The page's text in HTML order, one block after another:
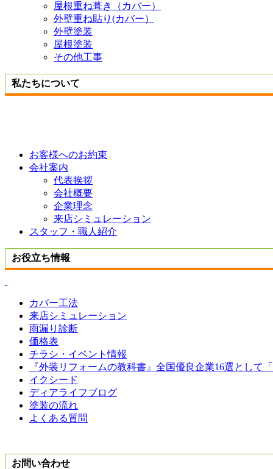
屋根重ね葺き（カバー）
外壁重ね貼り(カバー）
外壁塗装
屋根塗装
その他工事
私たちについて
お客様へのお約束
会社案内
代表挨拶
会社概要
企業理念
来店シミュレーション
スタッフ・職人紹介
お役立ち情報
カバー工法
来店シミュレーション
雨漏り診断
価格表
チラシ・イベント情報
『外装リフォームの教科書』全国優良企業16選として
イクシード
ディアライフブログ
塗装の流れ
よくある質問
お問い合わせ